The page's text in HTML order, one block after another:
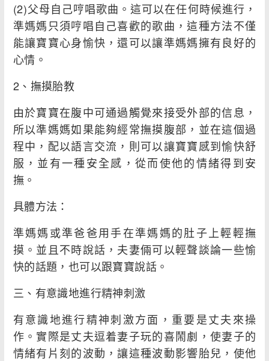
(2)父母自己哼唱歌曲。這可以在任何時候進行，
準媽媽只須哼唱自己喜歡的歌曲，這種方法不僅
能讓寶寶心身愉快，還可以讓準媽媽擁有良好的
心情。
2、撫摸胎教
由於寶寶在腹中可通過觸覺來接受外部的信息，
所以準媽媽如果能夠經常撫摸腹部，並在這個過
程中，配以語言交流，則可以讓寶寶感到愉快舒
服，並有一種安全感，從而使他的情緒得到安
撫。
具體方法：
準媽媽或準爸爸用手在準媽媽的肚子上輕輕撫
摸。並且不時說話，夫妻倆可以輕聲談論一些愉
快的話題，也可以跟寶寶說話。
三、有意識地進行精神刺激
有意識地進行精神刺激方面，重要是丈夫來操
作。實際是丈夫逗着妻子玩的喜鬧劇，使妻子的
情緒有片刻的波動，讓這種波動影響胎兒，使他